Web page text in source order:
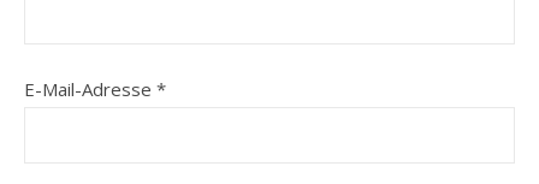
E-Mail-Adresse *